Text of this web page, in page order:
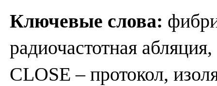
Ключевые слова:
радиочастотная
CLOSE – протокол,